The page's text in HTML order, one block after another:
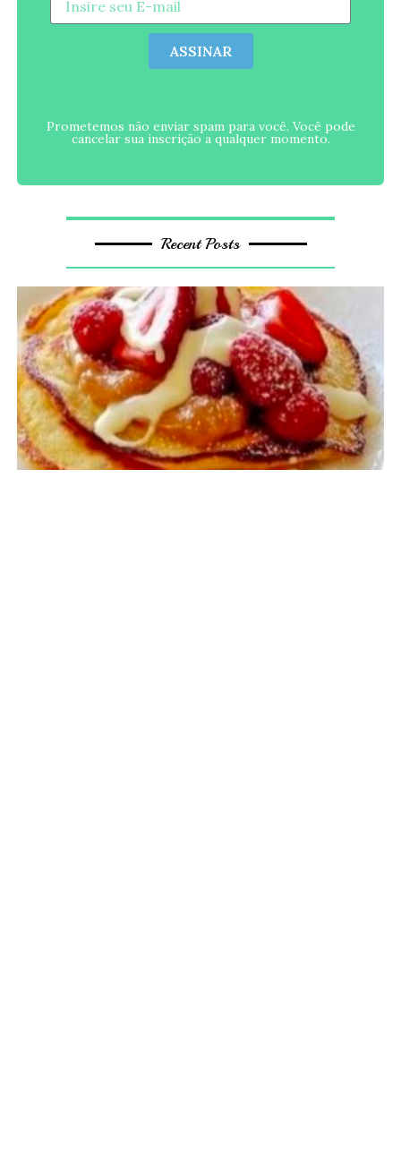
ASSINAR
Prometemos não enviar spam para você. Você pode
cancelar sua inscrição a qualquer momento.
Recent Posts